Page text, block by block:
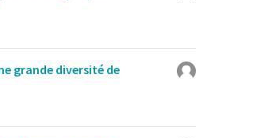
grande diversité de